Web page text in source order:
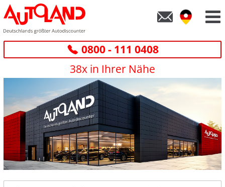
0800 - 111 0408
38x in Ihrer Nähe